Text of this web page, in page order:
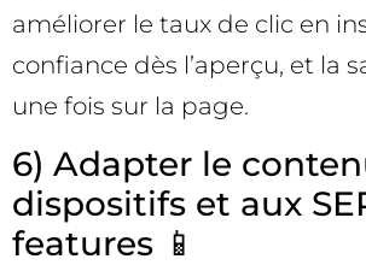
améliorer le taux de clic en
confiance dès l’aperçu, et la
une fois sur la page.
6) Adapter le
dispositifs et aux
features 📱